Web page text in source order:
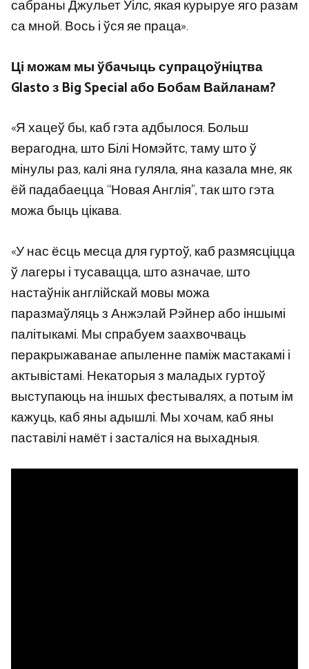
сабраны Джульет Уілс, якая курыруе яго разам
са мной. Вось і ўся яе праца».
Ці можам мы ўбачыць супрацоўніцтва
Glasto з Big Special або Бобам Вайланам?
«Я хацеў бы, каб гэта адбылося. Больш
верагодна, што Білі Номэйтс, таму што ў
мінулы раз, калі яна гуляла, яна казала мне, як
ёй падабаецца “Новая Англія”, так што гэта
можа быць цікава.
«У нас ёсць месца для гуртоў, каб размясціцца
ў лагеры і тусавацца, што азначае, што
настаўнік англійскай мовы можа
паразмаўляць з Анжэлай Рэйнер або іншымі
палітыкамі. Мы спрабуем заахвочваць
перакрыжаванае апыленне паміж мастакамі і
актывістамі. Некаторыя з маладых гуртоў
выступаюць на іншых фестывалях, а потым ім
кажуць, каб яны адышлі. Мы хочам, каб яны
паставілі намёт і засталіся на выхадныя.